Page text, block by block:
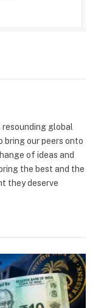
resounding global
bring our peers onto
of ideas and
the best and the
they deserve